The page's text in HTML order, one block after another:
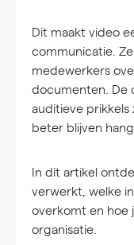
Dit maakt video
communicatie.
medewerkers
documenten. De
auditieve
beter blijven
In dit artikel
verwerkt, welke
overkomt en
organisatie.